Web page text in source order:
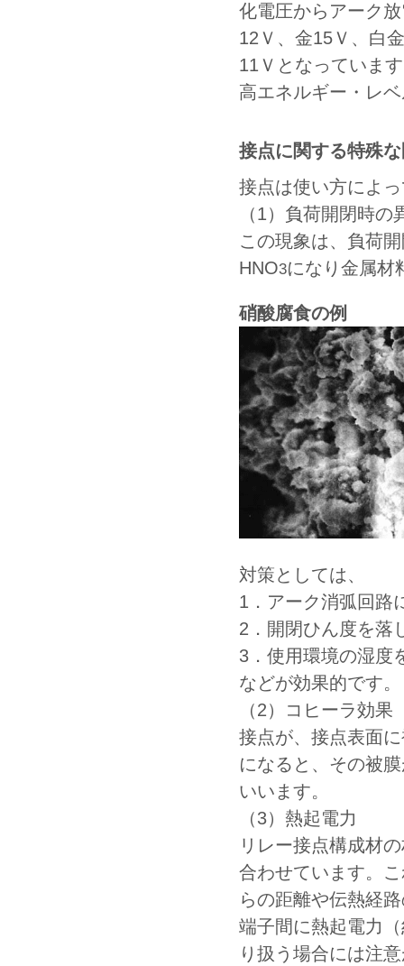
化電圧からアーク
12Ｖ、金15Ｖ、白
11Ｖとなっていま
高エネルギー・レ
接点に関する特殊
接点は使い方によ
（1）負荷開閉時の
この現象は、負荷
HNO3になり金属材
硝酸腐食の例
対策としては、
1．アーク消弧回路
2．開閉ひん度を落
3．使用環境の湿度
などが効果的です。
（2）コヒーラ効果
接点が、接点表面
になると、その被
いいます。
（3）熱起電力
リレー接点構成材
合わせています。
らの距離や伝熱経
端子間に熱起電力
り扱う場合には注